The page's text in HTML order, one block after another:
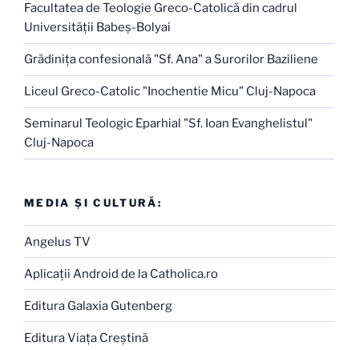
Facultatea de Teologie Greco-Catolică din cadrul
Universităţii Babeş-Bolyai
Grădiniţa confesională "Sf. Ana" a Surorilor Baziliene
Liceul Greco-Catolic "Inochentie Micu" Cluj-Napoca
Seminarul Teologic Eparhial "Sf. Ioan Evanghelistul"
Cluj-Napoca
MEDIA ŞI CULTURĂ:
Angelus TV
Aplicaţii Android de la Catholica.ro
Editura Galaxia Gutenberg
Editura Viaţa Creştină